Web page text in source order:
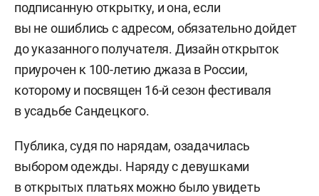
подписанную открытку, и она, если
вы не ошиблись с адресом, обязательно дойдет
до указанного получателя. Дизайн открыток
приурочен к 100-летию джаза в России,
которому и посвящен 16-й сезон фестиваля
в усадьбе Сандецкого.
Публика, судя по нарядам, озадачилась
выбором одежды. Наряду с девушками
в открытых платьях можно было увидеть